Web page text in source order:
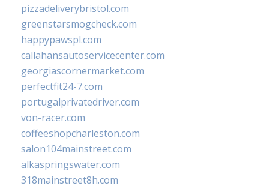
pizzadeliverybristol.com
greenstarsmogcheck.com
happypawspl.com
callahansautoservicecenter.com
georgiascornermarket.com
perfectfit24-7.com
portugalprivatedriver.com
von-racer.com
coffeeshopcharleston.com
salon104mainstreet.com
alkaspringswater.com
318mainstreet8h.com